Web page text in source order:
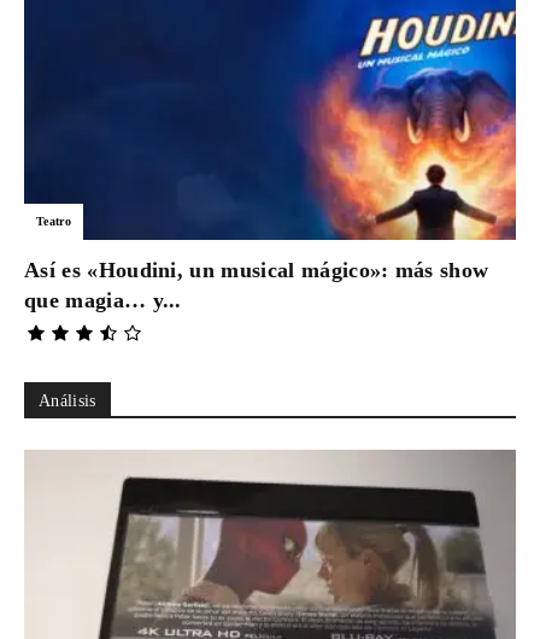
Teatro
Así es «Houdini, un musical mágico»: más show
que magia… y...
Análisis